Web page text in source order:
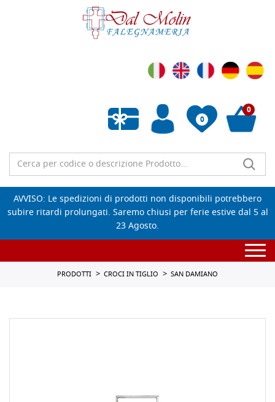
0
Wishlist vuota
0
AVVISO: Le spedizioni di prodotti non disponibili potrebbero
subire ritardi prolungati. Saremo chiusi per ferie estive dal 5 al
23 Agosto.
PRODOTTI CROCI IN TIGLIO SAN DAMIANO